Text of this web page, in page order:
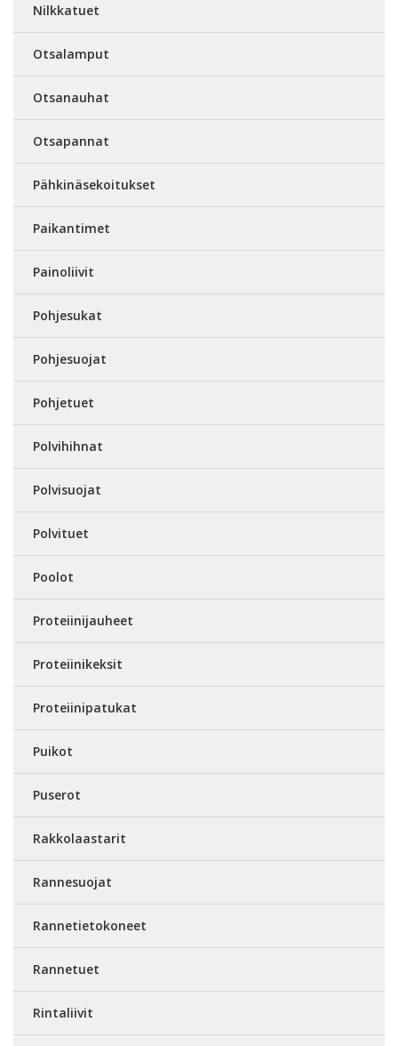
Nilkkatuet
Otsalamput
Otsanauhat
Otsapannat
Pähkinäsekoitukset
Paikantimet
Painoliivit
Pohjesukat
Pohjesuojat
Pohjetuet
Polvihihnat
Polvisuojat
Polvituet
Poolot
Proteiinijauheet
Proteiinikeksit
Proteiinipatukat
Puikot
Puserot
Rakkolaastarit
Rannesuojat
Rannetietokoneet
Rannetuet
Rintaliivit